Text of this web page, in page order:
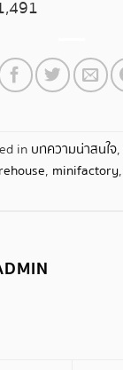
in บทความน่าสนใจ,
, minifactory,